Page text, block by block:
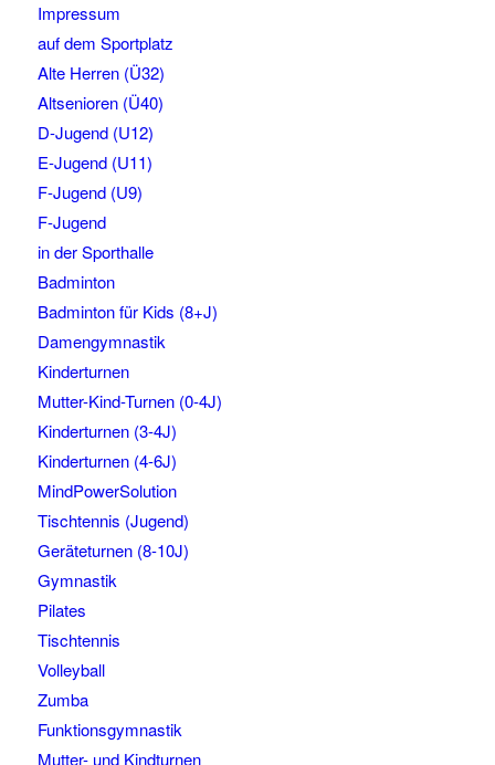
Impressum
auf dem Sportplatz
Alte Herren (Ü32)
Altsenioren (Ü40)
D-Jugend (U12)
E-Jugend (U11)
F-Jugend (U9)
F-Jugend
in der Sporthalle
Badminton
Badminton für Kids (8+J)
Damengymnastik
Kinderturnen
Mutter-Kind-Turnen (0-4J)
Kinderturnen (3-4J)
Kinderturnen (4-6J)
MindPowerSolution
Tischtennis (Jugend)
Geräteturnen (8-10J)
Gymnastik
Pilates
Tischtennis
Volleyball
Zumba
Funktionsgymnastik
Mutter- und Kindturnen